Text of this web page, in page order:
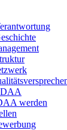
DAA
werden